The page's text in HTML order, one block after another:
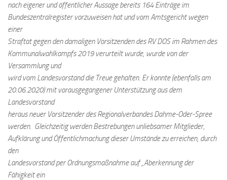
nach eigener und öffentlicher Aussage bereits 164 Einträge im
Bundeszentralregister vorzuweisen hat und vom Amtsgericht wegen
einer
Straftat gegen den damaligen Vorsitzenden des RV DOS im Rahmen des
Kommunalwahlkampfs 2019 verurteilt wurde, wurde von der
Versammlung und
wird vom Landesvorstand die Treue gehalten. Er konnte (ebenfalls am
20.06.2020) mit vorausgegangener Unterstützung aus dem
Landesvorstand
heraus neuer Vorsitzender des Regionalverbandes Dahme-Oder-Spree
werden. Gleichzeitig werden Bestrebungen unliebsamer Mitglieder,
Aufklärung und Öffentlichmachung dieser Umstände zu erreichen, durch
den
Landesvorstand per Ordnungsmaßnahme auf „Aberkennung der
Fähigkeit ein